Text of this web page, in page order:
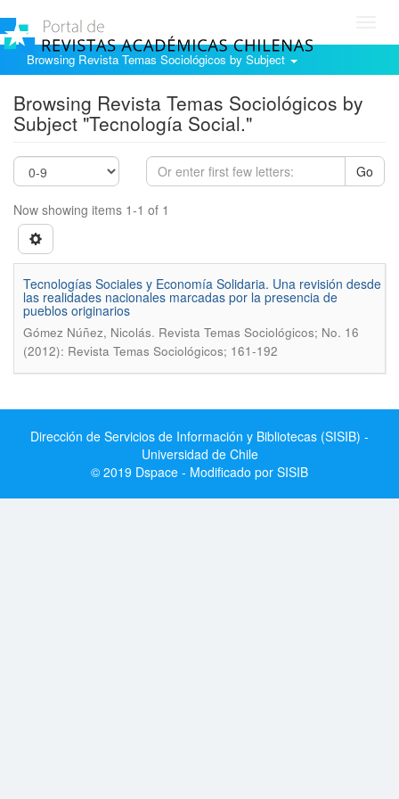
Browsing Revista Temas Sociológicos by Subject
Browsing Revista Temas Sociológicos by
Subject "Tecnologí­a Social."
Go
Now showing items 1-1 of 1
Tecnologí­as Sociales y Economí­a Solidaria. Una revisión desde
las realidades nacionales marcadas por la presencia de
pueblos originarios
Gómez Núñez, Nicolás. Revista Temas Sociológicos; No. 16
(2012): Revista Temas Sociológicos; 161-192
Dirección de Servicios de Información y Bibliotecas (SISIB) -
Universidad de Chile
© 2019 Dspace - Modificado por SISIB